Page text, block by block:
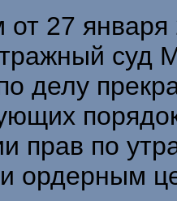
27 января
суд
делу
прав по
ордерным